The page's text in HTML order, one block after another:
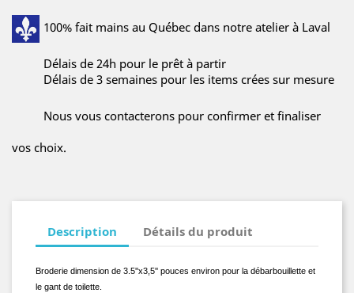
100% fait mains au Québec dans notre atelier à Laval
Délais de 24h pour le prêt à partir
Délais de 3 semaines pour les items crées sur mesure
Nous vous contacterons pour confirmer et finaliser
vos choix.
Description Détails du produit
Broderie dimension de 3.5''x3,5'' pouces environ pour la débarbouillette et
le gant de toilette.